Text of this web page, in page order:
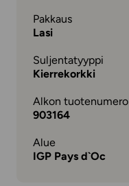
Pakkaus
Lasi
Suljentatyyppi
Kierrekorkki
Alkon tuotenumero
903164
Alue
IGP Pays d`Oc